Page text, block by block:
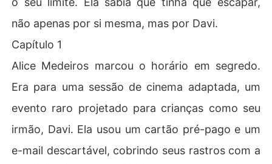
não apenas por si mesma, mas por Davi.
Capítulo 1
Alice Medeiros marcou o horário em segredo.
Era para uma sessão de cinema adaptada, um
evento raro projetado para crianças como seu
irmão, Davi. Ela usou um cartão pré-pago e um
e-mail descartável, cobrindo seus rastros com a